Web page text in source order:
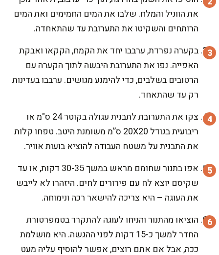
את הווניל והמלח. שלבו את המים החמימים ואת המים
הרותחים והשקיטו את התערובת עד שהתאחדה.
בקערה נפרדת, ערבבו יחד את הקמח, הקקאו ואבקת
האפייה. נפו את התערובת היבשה לתוך הקערה עם
הרטובים בשלבים, כדי להימנע מגושים. ערבבו בעדינות
רק עד שהתאחד.
צקו את התערובת לתבנית עגולה בקוטר 24 ס"מ או
ריבועית בגודל 20X20 ס”מ משומנת היטב. טפחו קלות
את התבנית על משטח העבודה להוציא בועות אוויר.
אפו בתנור שחומם מראש במשך 30-35 דקות, או עד
שקיסם יוצא לח עם פירורים לחים. היזהרו לא לייבש
את העוגה – היא צריכה להישאר רכה ונימוחה.
הוציאו מהתנור והניחו לעוגה להתקרר בטמפרטורת
החדר למשך כ-15 דקות לפני ההגשה. היא מושלמת
ככה, אבל אם אתם רוצים, אפשר להוסיף עליה מעט